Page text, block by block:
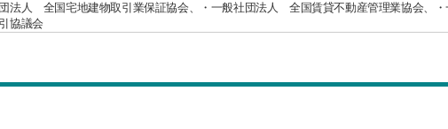
団法人 全国宅地建物取引業保証協会、・一般社団法人 全国賃貸不動産管理業協会、
協議会